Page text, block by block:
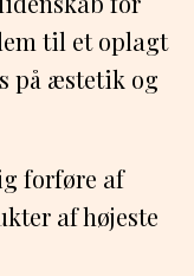
til et oplagt
på æstetik og
forføre af
af højeste